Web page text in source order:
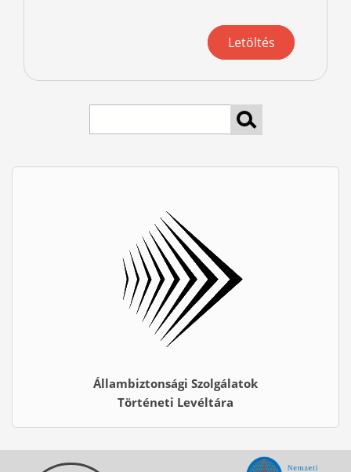
Letöltés
Állambiztonsági Szolgálatok
Történeti Levéltára